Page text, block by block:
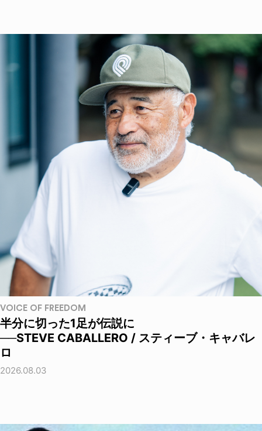
VOICE OF FREEDOM
半分に切った1足が伝説に
──STEVE CABALLERO / スティーブ・キャバレ
ロ
2026.08.03